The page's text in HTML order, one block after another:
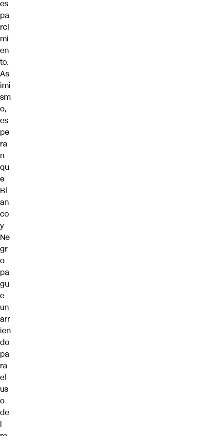
es
pa
rci
mi
en
to.
As
imi
sm
o,
es
pe
ra
n
qu
e
Bl
an
co
y
Ne
gr
o
pa
gu
e
un
arr
ien
do
pa
ra
el
us
o
de
l